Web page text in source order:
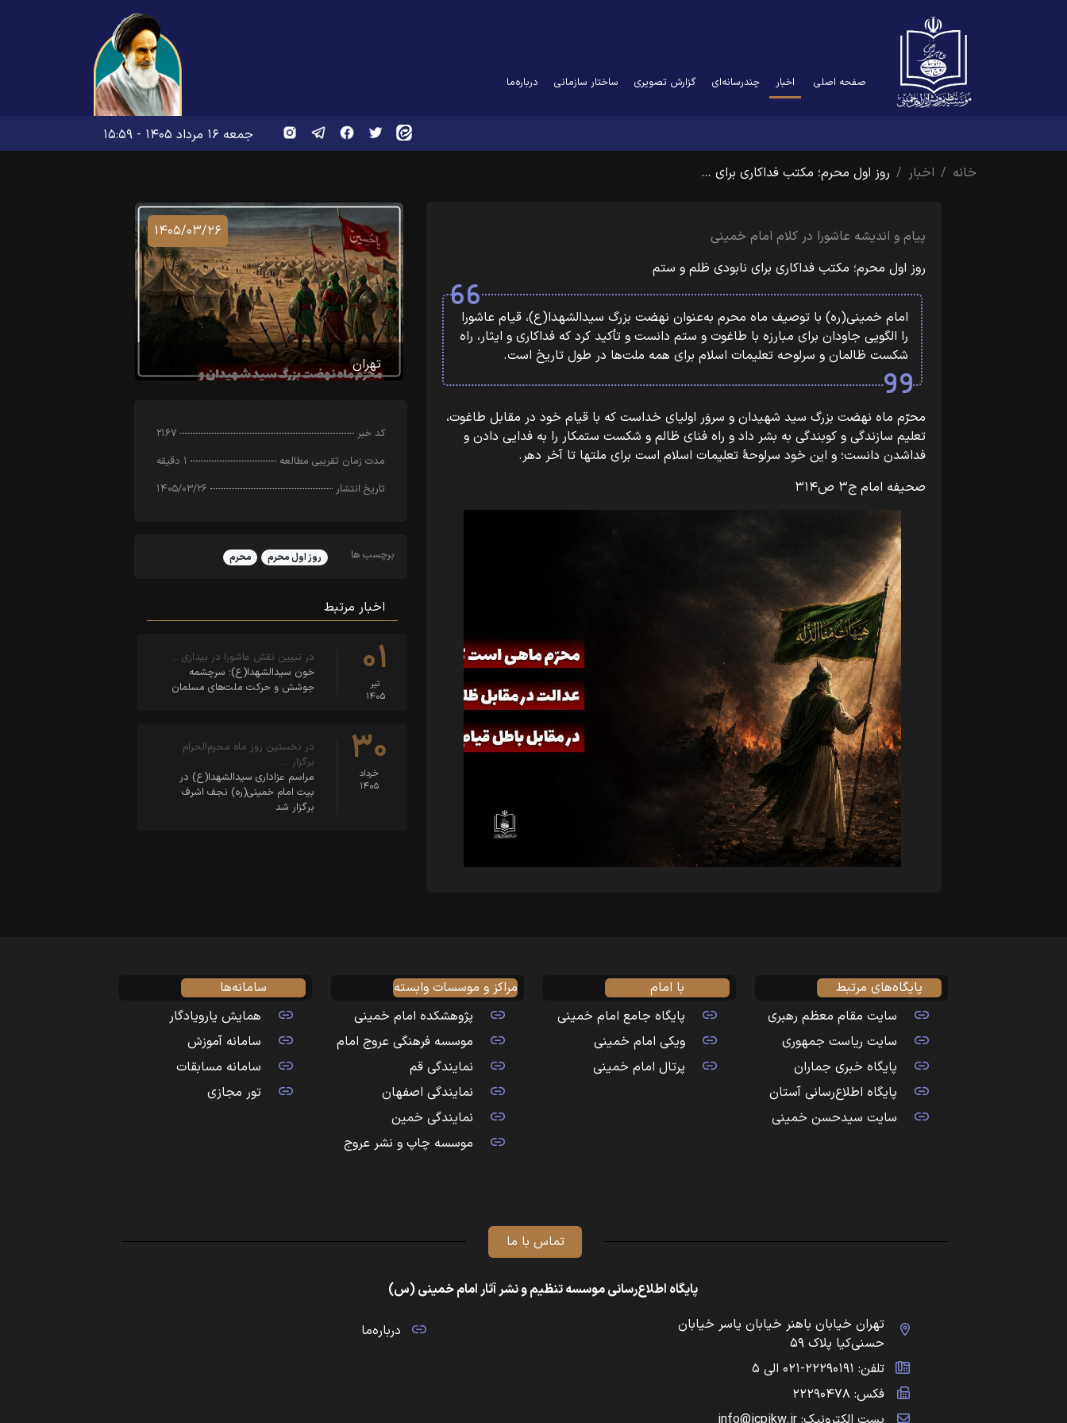
صفحه اصلی اخبار چندرسانه‌ای گزارش تصویری ساختار سازمانی درباره‌ما
جمعه ۱۶ مرداد ۱۴۰۵ - ۱۵:۵۹
خانه
اخبار روز اول محرم؛ مکتب فداکاری برای …
پیام و اندیشه عاشورا در کلام امام خمینی
روز اول محرم؛ مکتب فداکاری برای نابودی ظلم و ستم
امام خمینی(ره) با توصیف ماه محرم به‌عنوان نهضت بزرگ سیدالشهدا(ع)، قیام عاشورا
را الگویی جاودان برای مبارزه با طاغوت و ستم دانست و تأکید کرد که فداکاری و ایثار، راه
شکست ظالمان و سرلوحه تعلیمات اسلام برای همه ملت‌ها در طول تاریخ است.
محرّم ماه نهضت بزرگ سید شهیدان و سروَر اولیای خداست که با‏‎ ‎‏قیام خود در مقابل طاغوت،
تعلیم سازندگی و کوبندگی به بشر داد و راه فنای ظالم و‏‎ ‎‏شکست ستمکار را به فدایی دادن و
فداشدن دانست؛ و این خود سرلوحۀ تعلیمات اسلام‏‎ ‎‏است برای ملتها تا آخر دهر.
صحیفه امام ج۳ ص۳۱۴
۱۴۰۵/۰۳/۲۶
تهران
کد خبر
۲۱۶۷
مدت زمان تقریبی مطالعه
۱ دقیقه
تاریخ انتشار
۱۴۰۵/۰۳/۲۶
برچسب ها روز اول محرم محرم
اخبار مرتبط
۰۱
تیر
۱۴۰۵
در تبیین نقش عاشورا در بیداری …
خون سیدالشهدا(ع)؛ سرچشمه
جوشش و حرکت ملت‌های مسلمان
۳۰
خرداد
۱۴۰۵
در نخستین روز ماه محرم‌الحرام
برگزار …
مراسم عزاداری سیدالشهدا(ع) در
بیت امام خمینی(ره) نجف اشرف
برگزار شد
پایگاه‌های مرتبط
سایت مقام معظم رهبری
سایت ریاست جمهوری
پایگاه خبری جماران
پایگاه اطلاع‌رسانی آستان
سایت سیدحسن خمینی
با امام
پایگاه جامع امام خمینی
ویکی امام خمینی
پرتال امام خمینی
مراکز و موسسات وابسته
پژوهشکده امام خمینی
موسسه فرهنگی عروج امام
نمایندگی قم
نمایندگی اصفهان
نمایندگی خمین
موسسه چاپ و نشر عروج
سامانه‌ها
همایش یارویادگار
سامانه آموزش
سامانه مسابقات
تور مجازی
تماس با ما
پایگاه اطلاع‌رسانی موسسه تنظیم و نشر آثار امام خمینی (س)
تهران خیابان باهنر خیابان یاسر خیابان
حسنی‌کیا پلاک ۵۹
تلفن: ۲۲۲۹۰۱۹۱-۰۲۱ الی ۵
فکس: ۲۲۲۹۰۴۷۸
درباره‌ما